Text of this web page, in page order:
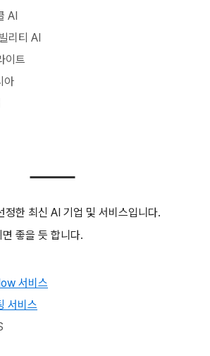
AI
리티 AI
이트
아
정한 최신 AI 기업 및 서비스입니다.
좋을 듯 합니다.
서비스
서비스